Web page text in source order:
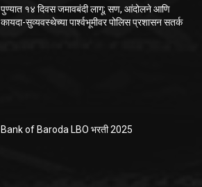
पुण्यात १४ दिवस जमावबंदी लागू; सण, आंदोलने आणि
कायदा-सुव्यवस्थेच्या पार्श्वभूमीवर पोलिस प्रशासन सतर्क
Bank of Baroda LBO भरती 2025